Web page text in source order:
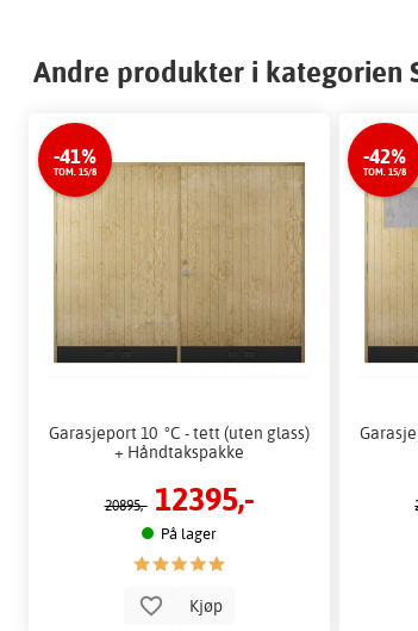
Andre produkter i kategorien
-41%
TOM. 15/8
Garasjeport 10 °C - tett (uten glass)
+ Håndtakspakke
20895,- 12395,-
På lager
Kjøp
-42%
TOM. 15/8